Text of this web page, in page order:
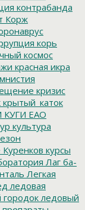
контрабанда
Корж
корь
космос
красная икра
кризис
крытый_каток
КУГИ ЕАО
культура
Куренков курсы
Лаг ба-
Легкая
ледовая
ледовый